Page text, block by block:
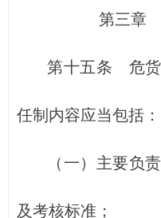
第三章
第十五条 危货
任制内容应当包括：
（一）主要负责
及考核标准；